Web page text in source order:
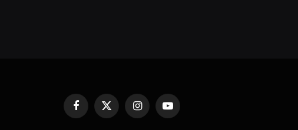
Facebook
X
(Twitter)
InstagramYouTube